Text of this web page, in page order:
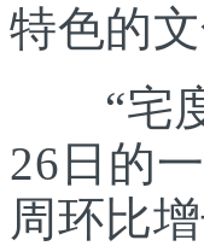
特色的
“宅度
26日的
周环比